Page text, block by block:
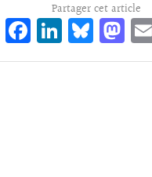
Partager cet article
Fa
ce
Li
n
Bl
ue
M
as